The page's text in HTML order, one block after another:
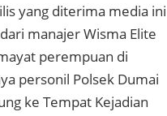
yang diterima media ini
manajer Wisma Elite
perempuan di
personil Polsek Dumai
ke Tempat Kejadian